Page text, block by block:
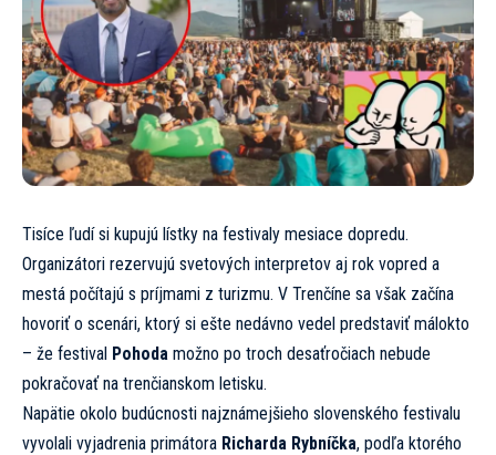
Tisíce ľudí si kupujú lístky na festivaly mesiace dopredu.
Organizátori rezervujú svetových interpretov aj rok vopred a
mestá počítajú s príjmami z turizmu. V Trenčíne sa však začína
hovoriť o scenári, ktorý si ešte nedávno vedel predstaviť málokto
– že festival Pohoda možno po troch desaťročiach nebude
pokračovať na trenčianskom letisku.
Napätie okolo budúcnosti najznámejšieho slovenského festivalu
vyvolali vyjadrenia primátora Richarda Rybníčka, podľa ktorého